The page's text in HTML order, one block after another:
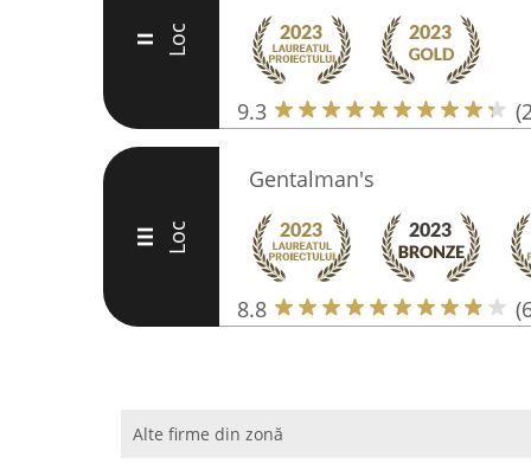
II Loc
9.3
III Loc
Gentalman's
8.8
Alte firme din zonă